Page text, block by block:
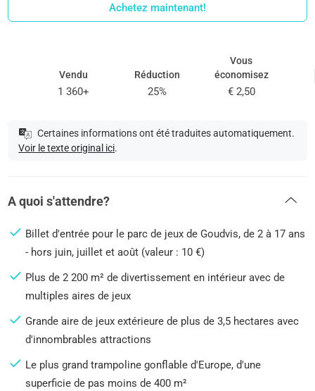
Achetez maintenant!
Vendu
1 360+
Réduction
25%
Vous
économisez
€ 2,50
Certaines informations ont été traduites automatiquement.
Voir le texte original ici.
A quoi s'attendre?
Billet d'entrée pour le parc de jeux de Goudvis, de 2 à 17 ans
- hors juin, juillet et août (valeur : 10 €)
Plus de 2 200 m² de divertissement en intérieur avec de
multiples aires de jeux
Grande aire de jeux extérieure de plus de 3,5 hectares avec
d'innombrables attractions
Le plus grand trampoline gonflable d'Europe, d'une
superficie de pas moins de 400 m²